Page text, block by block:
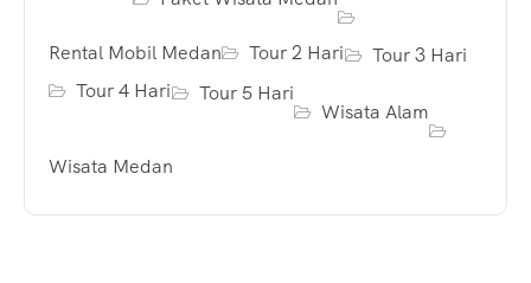
Rental Mobil Medan Tour 2 Hari
Tour 3 Hari
Tour 4 Hari
Tour 5 Hari
Wisata Alam
Wisata Medan